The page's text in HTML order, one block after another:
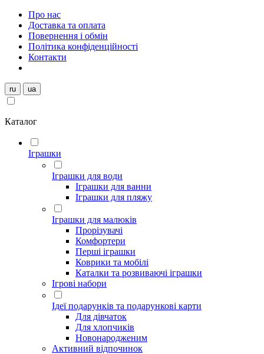
Про нас
Доставка та оплата
Повернення і обмін
Політика конфіденційності
Контакти
ru ua
Каталог
Іграшки
Іграшки для води
Іграшки для ванни
Іграшки для пляжу
Іграшки для малюків
Прорізувачі
Комфортери
Перші іграшки
Коврики та мобілі
Каталки та розвиваючі іграшки
Ігрові набори
Ідеї ​​подарунків та подарункові карти
Для дівчаток
Для хлопчиків
Новонародженим
Активний відпочинок